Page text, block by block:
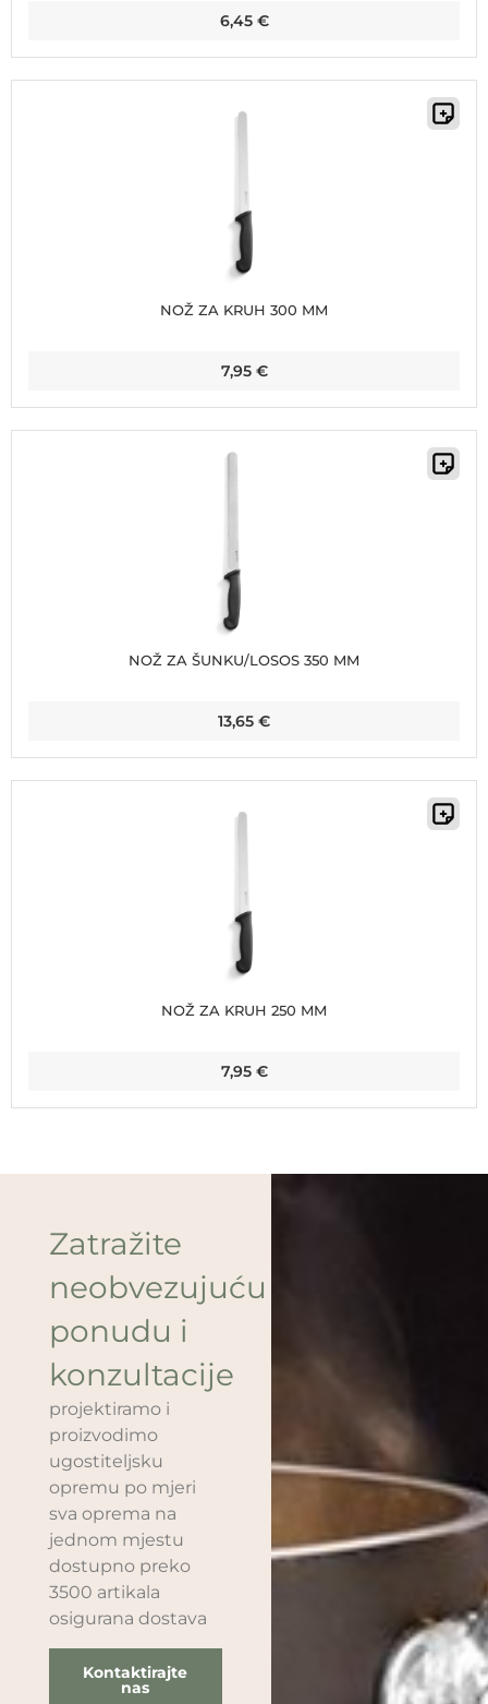
6,45 €
NOŽ ZA KRUH 300 MM
7,95 €
NOŽ ZA ŠUNKU/LOSOS 350 MM
13,65 €
NOŽ ZA KRUH 250 MM
7,95 €
Zatražite
neobvezujuću
ponudu i
konzultacije
projektiramo i
proizvodimo
ugostiteljsku
opremu po mjeri
sva oprema na
jednom mjestu
dostupno preko
3500 artikala
osigurana dostava
Kontaktirajte
nas